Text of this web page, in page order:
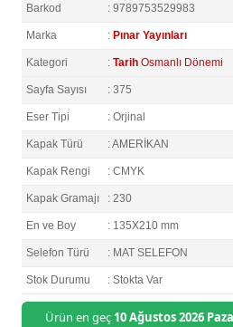
Barkod : 9789753529983
Marka : Pınar Yayınları
Kategori : Tarih Osmanlı Dönemi
Sayfa Sayısı : 375
Eser Tipi : Orjinal
Kapak Türü : AMERİKAN
Kapak Rengi : CMYK
Kapak Gramajı : 230
En ve Boy : 135X210 mm
Selefon Türü : MAT SELEFON
Stok Durumu : Stokta Var
Ürün en geç 10 Ağustos 2026